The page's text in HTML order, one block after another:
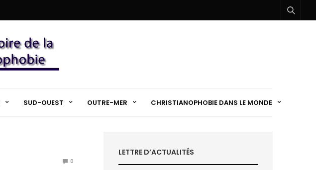
SUD-OUEST OUTRE-MER CHRISTIANOPHOBIE DANS LE MONDE
0
LETTRE D’ACTUALITÉS